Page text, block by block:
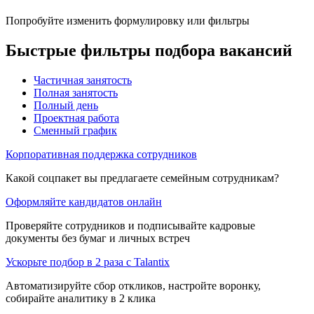
Попробуйте изменить формулировку или фильтры
Быстрые фильтры подбора вакансий
Частичная занятость
Полная занятость
Полный день
Проектная работа
Сменный график
Корпоративная поддержка сотрудников
Какой соцпакет вы предлагаете семейным сотрудникам?
Оформляйте кандидатов онлайн
Проверяйте сотрудников и подписывайте кадровые
документы без бумаг и личных встреч
Ускорьте подбор в 2 раза с Talantix
Автоматизируйте сбор откликов, настройте воронку,
собирайте аналитику в 2 клика